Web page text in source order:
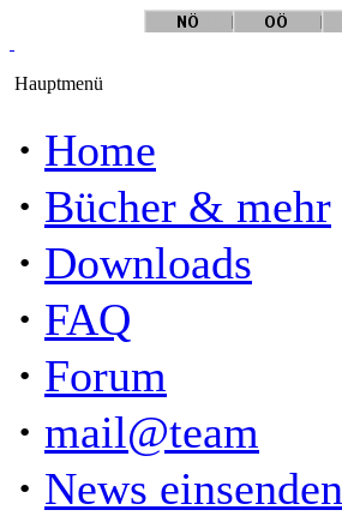
Hauptmenü
· Home
· Bücher & mehr
· Downloads
· FAQ
· Forum
· mail@team
· News einsenden